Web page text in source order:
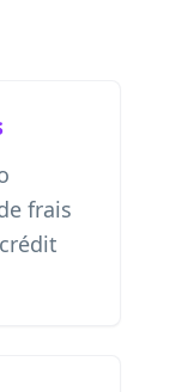
frais